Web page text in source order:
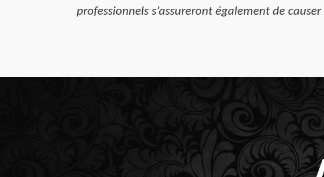
professionnels s’assureront également de